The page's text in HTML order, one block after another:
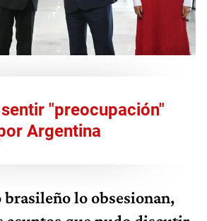
"preocupación"
Argentina
lo obsesionan,